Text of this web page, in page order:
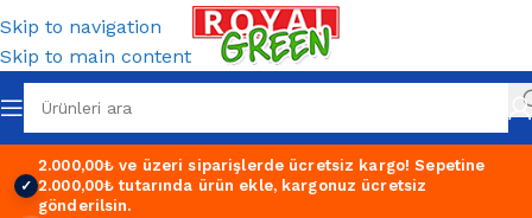
Skip to navigation
Skip to main content
✓
2.000,00₺ ve üzeri siparişlerde ücretsiz kargo! Sepetine
2.000,00₺ tutarında ürün ekle, kargonuz ücretsiz
gönderilsin.